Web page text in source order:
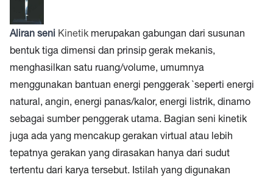
Aliran seni Kinetik merupakan gabungan dari susunan
bentuk tiga dimensi dan prinsip gerak mekanis,
menghasilkan satu ruang/volume, umumnya
menggunakan bantuan energi penggerak `seperti energi
natural, angin, energi panas/kalor, energi listrik, dinamo
sebagai sumber penggerak utama. Bagian seni kinetik
juga ada yang mencakup gerakan virtual atau lebih
tepatnya gerakan yang dirasakan hanya dari sudut
tertentu dari karya tersebut. Istilah yang digunakan